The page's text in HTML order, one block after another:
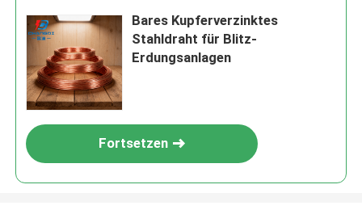
Bares Kupferverzinktes
Stahldraht für Blitz-
Erdungsanlagen
Fortsetzen